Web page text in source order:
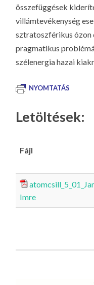
összefüggések
villámtevékenység
sztratoszférikus ózon
pragmatikus
szélenergia hazai
NYOMTATÁS
Letöltések:
Fájl
Imre